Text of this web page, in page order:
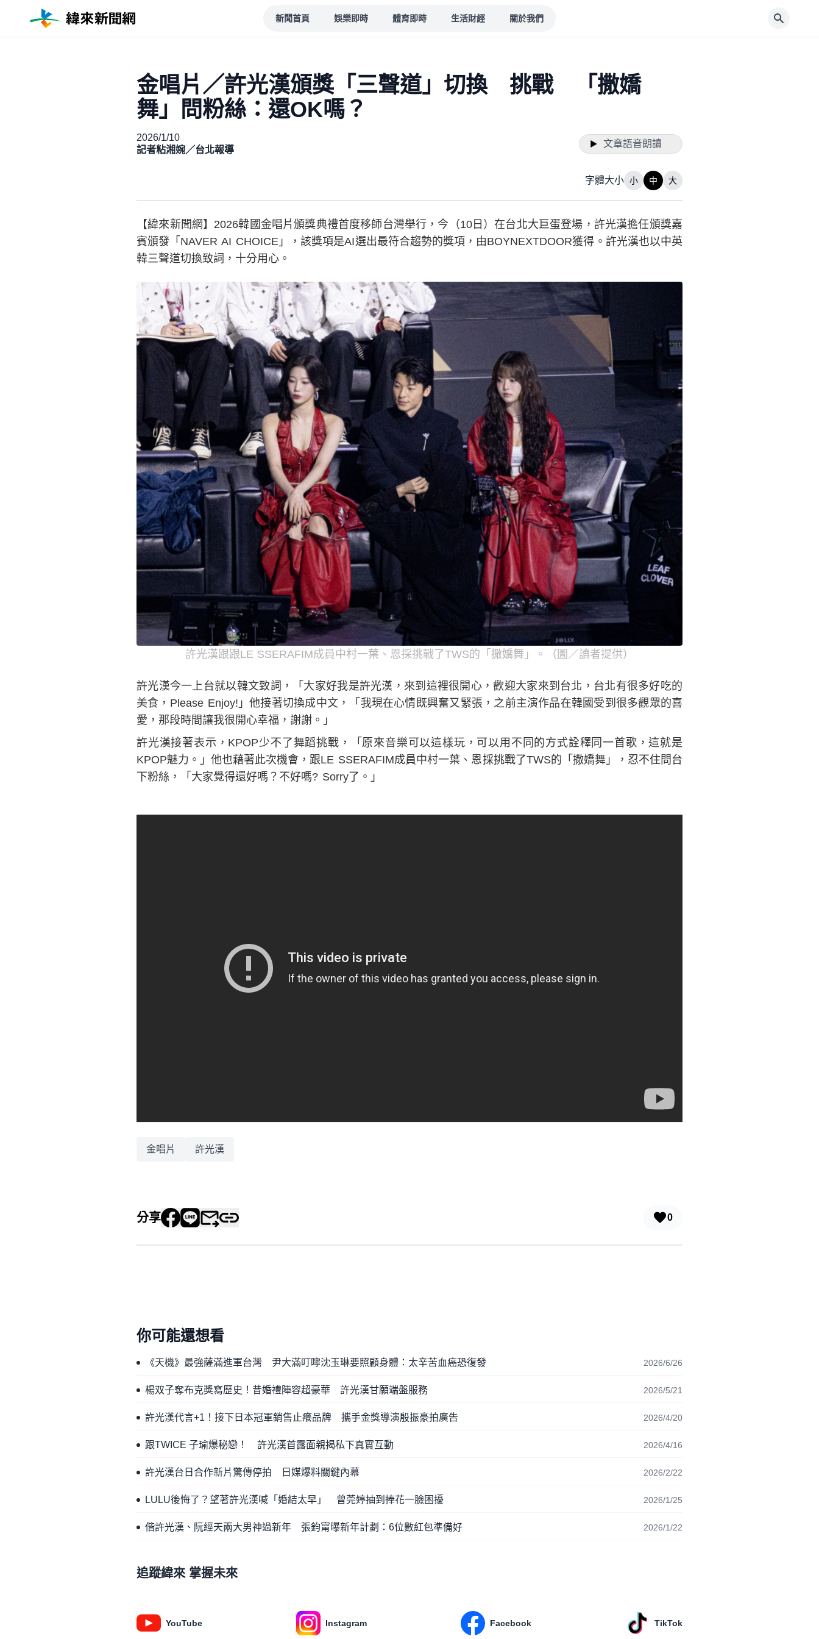
新聞首頁 娛樂即時 體育即時 生活財經 關於我們
金唱片／許光漢頒獎「三聲道」切換 挑戰 「撒嬌
舞」問粉絲：還OK嗎？
2026/1/10
記者粘湘婉／台北報導
文章語音朗讀
字體大小 小 中 大
【緯來新聞網】2026韓國金唱片頒獎典禮首度移師台灣舉行，今（10日）在台北大巨蛋登場，許光漢擔任頒獎嘉
賓頒發「NAVER AI CHOICE」，該獎項是AI選出最符合趨勢的獎項，由BOYNEXTDOOR獲得。許光漢也以中英
韓三聲道切換致詞，十分用心。
許光漢跟跟LE SSERAFIM成員中村一葉、恩採挑戰了TWS的「撒嬌舞」。（圖／讀者提供）
許光漢今一上台就以韓文致詞，「大家好我是許光漢，來到這裡很開心，歡迎大家來到台北，台北有很多好吃的
美食，Please Enjoy!」他接著切換成中文，「我現在心情既興奮又緊張，之前主演作品在韓國受到很多觀眾的喜
愛，那段時間讓我很開心幸福，謝謝。」
許光漢接著表示，KPOP少不了舞蹈挑戰，「原來音樂可以這樣玩，可以用不同的方式詮釋同一首歌，這就是
KPOP魅力。」他也藉著此次機會，跟LE SSERAFIM成員中村一葉、恩採挑戰了TWS的「撒嬌舞」，忍不住問台
下粉絲，「大家覺得還好嗎？不好嗎? Sorry了。」
金唱片 許光漢
分享 0
你可能還想看
《天機》最強薩滿進軍台灣 尹大滿叮嚀沈玉琳要照顧身體：太辛苦血癌恐復發 2026/6/26
楊双子奪布克獎寫歷史！昔婚禮陣容超豪華 許光漢甘願端盤服務 2026/5/21
許光漢代言+1！接下日本冠軍銷售止癢品牌 攜手金獎導演殷振豪拍廣告 2026/4/20
跟TWICE 子瑜爆秘戀！ 許光漢首露面親揭私下真實互動 2026/4/16
許光漢台日合作新片驚傳停拍 日媒爆料關鍵內幕 2026/2/22
LULU後悔了？望著許光漢喊「婚結太早」 曾莞婷抽到捧花一臉困擾 2026/1/25
偕許光漢、阮經天兩大男神過新年 張鈞甯曝新年計劃：6位數紅包準備好 2026/1/22
追蹤緯來 掌握未來
YouTube Instagram Facebook TikTok